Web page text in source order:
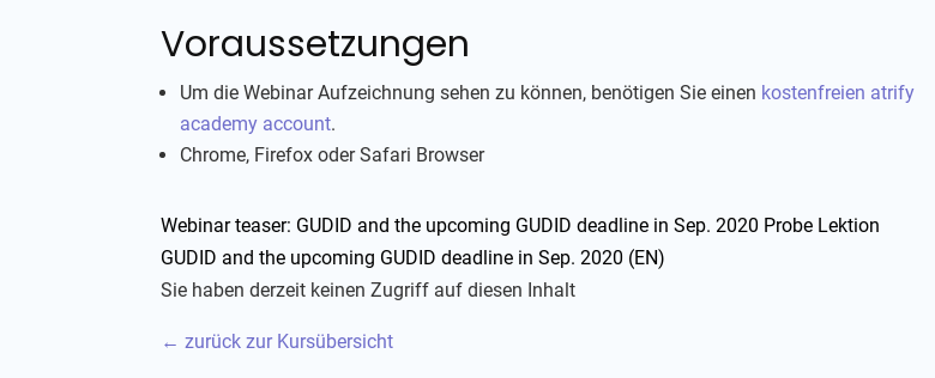
Voraussetzungen
Um die Webinar Aufzeichnung sehen zu können, benötigen Sie einen kostenfreien atrify
academy account.
Chrome, Firefox oder Safari Browser
Webinar teaser: GUDID and the upcoming GUDID deadline in Sep. 2020 Probe Lektion
GUDID and the upcoming GUDID deadline in Sep. 2020 (EN)
Sie haben derzeit keinen Zugriff auf diesen Inhalt
← zurück zur Kursübersicht